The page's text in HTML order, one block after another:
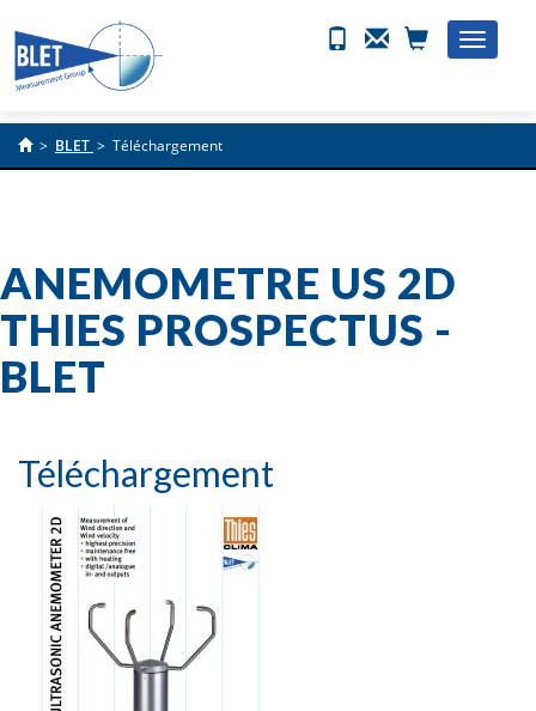
Toggle
> BLET > Téléchargement
ANEMOMETRE US 2D
THIES PROSPECTUS -
BLET
Téléchargement